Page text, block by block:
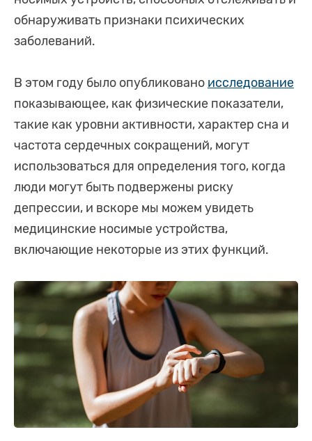
обнаруживать признаки психических
заболеваний.
В этом году было опубликовано исследование
показывающее, как физические показатели,
такие как уровни активности, характер сна и
частота сердечных сокращений, могут
использоваться для определения того, когда
люди могут быть подвержены риску
депрессии, и вскоре мы можем увидеть
медицинские носимые устройства,
включающие некоторые из этих функций.